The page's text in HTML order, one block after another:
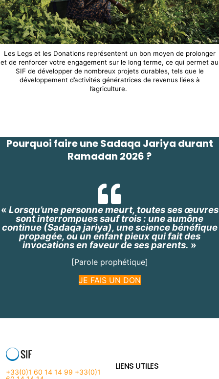
Les Legs et les Donations représentent un bon moyen de prolonger
et de renforcer votre engagement sur le long terme, ce qui permet au
SIF de développer de nombreux projets durables, tels que le
développement d’activités génératrices de revenus liées à
l’agriculture.
Pourquoi faire une Sadaqa Jariya durant
Ramadan 2026 ?
« Lorsqu’une personne meurt, toutes ses œuvres
sont interrompues sauf trois : une aumône
continue (Sadaqa jariya), une science bénéfique
propagée, ou un enfant pieux qui fait des
invocations en faveur de ses parents. »
[Parole prophétique]
JE FAIS UN DON
+33(0)1 60 14 14 99 +33(0)1
LIENS UTILES